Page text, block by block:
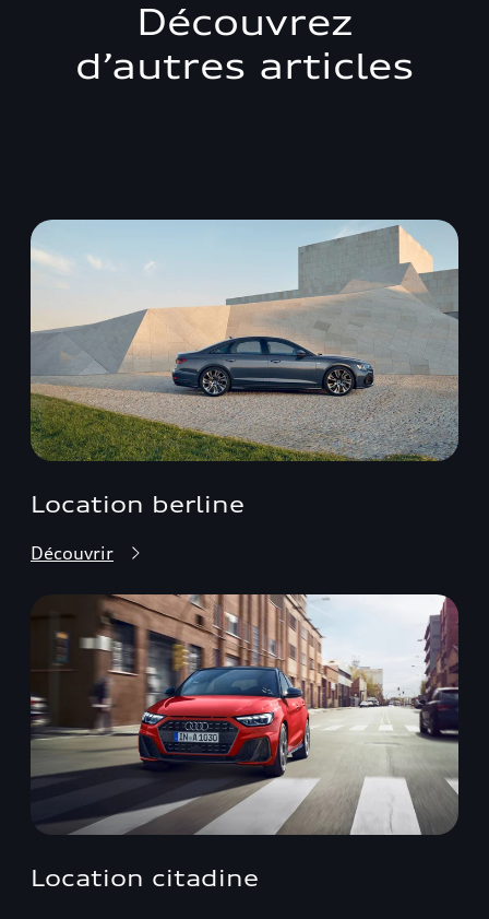
Découvrez
d’autres articles
Location berline
Découvrir
Location citadine